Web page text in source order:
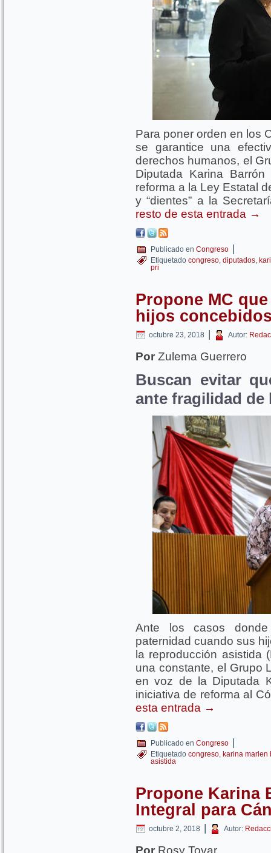
Para poner orden en los
se garantice una
derechos humanos, el
Diputada Karina
reforma a la Ley Estatal
y “dientes” a la
resto de esta entrada →
Publicado en Congreso |
Etiquetado congreso, diputados,
pri
Propone MC
hijos
octubre 23, 2018 | Autor:
Por Zulema Guerrero
Buscan evitar
ante fragilidad de
Ante los casos
paternidad cuando sus
la reproducción asistida
una constante, el Grupo
en voz de la Diputada
iniciativa de reforma al
esta entrada →
Publicado en Congreso |
Etiquetado congreso karina marlen
asistida
Propone Karina
Integral para
octubre 2, 2018 | Autor:
Por Rosy Tovar